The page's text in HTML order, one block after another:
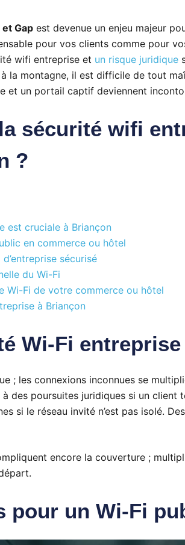
Gap est devenue un enjeu majeur
pour vos clients comme pour
wifi entreprise et un risque juridique
la montagne, il est difficile de tout
et un portail captif deviennent
sécurité wifi
?
est cruciale à Briançon
en commerce ou hôtel
sécurisé
du Wi-Fi
Wi-Fi de votre commerce ou hôtel
à Briançon
Wi-Fi
; les connexions inconnues se
des poursuites juridiques si un
si le réseau invité n’est pas isolé.
encore la couverture ;
pour un Wi-Fi